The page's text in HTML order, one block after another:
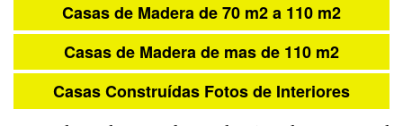
Casas de Maderade 70 m2 a 110 m2
Casas de Maderade mas de 110 m2
Casas Construídas Fotos de Interiores